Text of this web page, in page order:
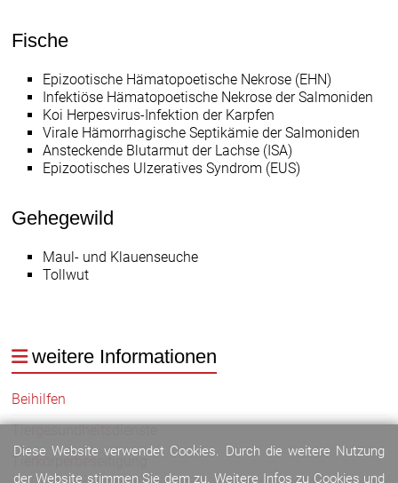
Fische
Epizootische Hämatopoetische Nekrose (EHN)
Infektiöse Hämatopoetische Nekrose der Salmoniden
Koi Herpesvirus-Infektion der Karpfen
Virale Hämorrhagische Septikämie der Salmoniden
Ansteckende Blutarmut der Lachse (ISA)
Epizootisches Ulzeratives Syndrom (EUS)
Gehegewild
Maul- und Klauenseuche
Tollwut
weitere Informationen
Beihilfen
Tiergesundheitsdienste
Tierkörperbeseitigung
Diese Website verwendet Cookies. Durch die weitere Nutzung
der Website stimmen Sie dem zu. Weitere Infos zu Cookies und